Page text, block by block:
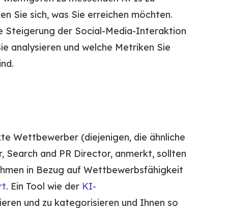
Sie sich, was Sie erreichen möchten.
Steigerung der Social-Media-Interaktion
analysieren und welche Metriken Sie
Wettbewerber (diejenigen, die ähnliche
and PR Director, anmerkt, sollten
in Bezug auf Wettbewerbsfähigkeit
. Ein Tool wie der KI-
und zu kategorisieren und Ihnen so